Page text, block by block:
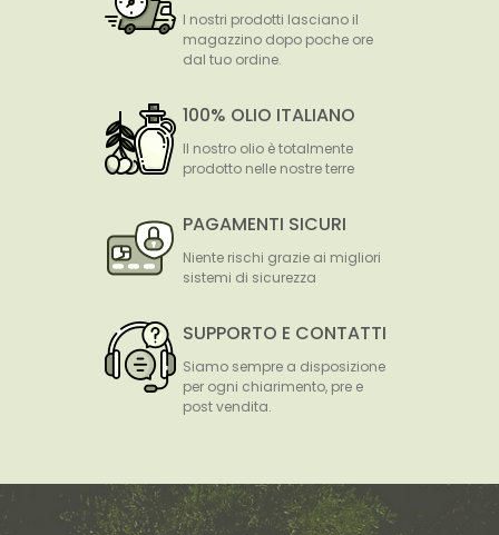
I nostri prodotti lasciano il
magazzino dopo poche ore
dal tuo ordine.
100% OLIO ITALIANO
Il nostro olio è totalmente
prodotto nelle nostre terre
PAGAMENTI SICURI
Niente rischi grazie ai migliori
sistemi di sicurezza
SUPPORTO E CONTATTI
Siamo sempre a disposizione
per ogni chiarimento, pre e
post vendita.